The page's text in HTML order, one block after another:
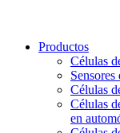
Productos
Células
Células
Células
en